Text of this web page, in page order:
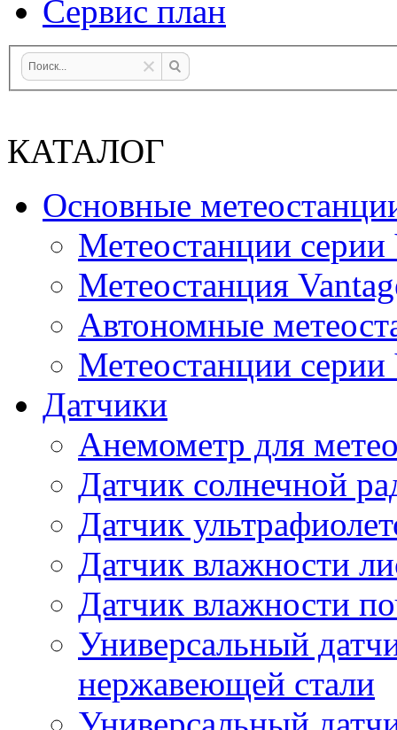
Сервис план
КАТАЛОГ
Основные
Метеостанции
Метеостанция
Автономные
Метеостанции серии
Датчики
Анемометр для
Датчик солнечной
Датчик
Датчик влажности
Датчик влажности
Универсальный
нержавеющей стали